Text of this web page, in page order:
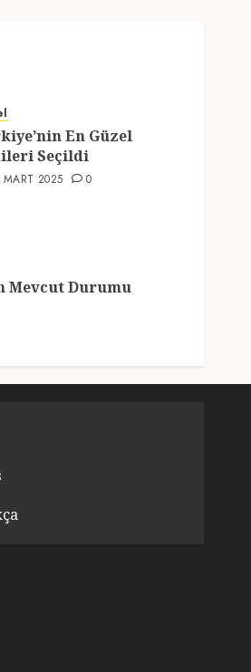
En Güzel
Seçildi
Gezilecek
En Güzel
Seçildi
MART 2025 0
Mevcut Durumu